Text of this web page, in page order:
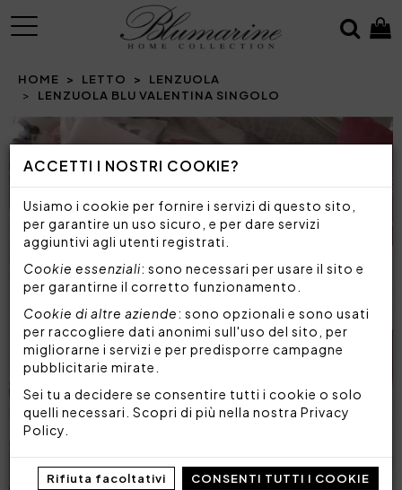
ACCETTI I NOSTRI COOKIE?
Usiamo i cookie per fornire i servizi di questo sito,
per garantire un uso sicuro, e per dare servizi
aggiuntivi agli utenti registrati.
Cookie essenziali: sono necessari per usare il sito e
per garantirne il corretto funzionamento.
Cookie di altre aziende: sono opzionali e sono usati
per raccogliere dati anonimi sull'uso del sito, per
migliorarne i servizi e per predisporre campagne
pubblicitarie mirate.
Sei tu a decidere se consentire tutti i cookie o solo
quelli necessari. Scopri di più nella nostra Privacy
Policy
Rifiuta facoltativi CONSENTI TUTTI I COOKIE
MENU
HOME LETTO
LENZUOLA
LENZUOLA BLU VALENTINA SINGOLO
Prev